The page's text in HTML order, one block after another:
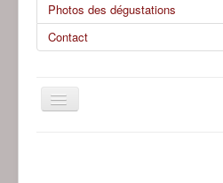
Photos des dégustations
Contact
Basculer
la